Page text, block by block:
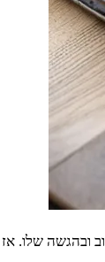
ובהגשה שלו.